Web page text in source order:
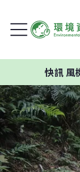
風機離